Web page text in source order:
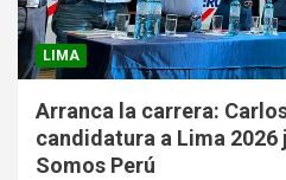
LIMA
Arranca la carrera:
candidatura a Lima
Somos Perú